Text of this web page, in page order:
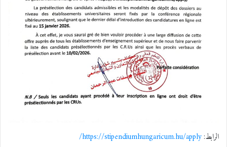
الرابط:https://stipendiumhungaricum.hu/apply/